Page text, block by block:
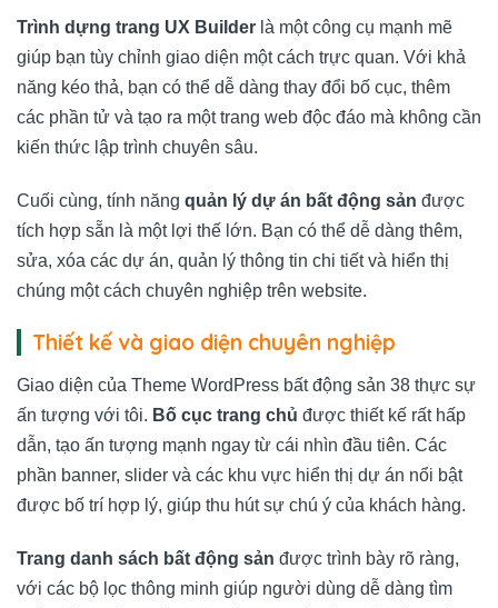
Trình dựng trang UX Builder là một công cụ mạnh mẽ
giúp bạn tùy chỉnh giao diện một cách trực quan. Với khả
năng kéo thả, bạn có thể dễ dàng thay đổi bố cục, thêm
các phần tử và tạo ra một trang web độc đáo mà không cần
kiến thức lập trình chuyên sâu.
Cuối cùng, tính năng quản lý dự án bất động sản được
tích hợp sẵn là một lợi thế lớn. Bạn có thể dễ dàng thêm,
sửa, xóa các dự án, quản lý thông tin chi tiết và hiển thị
chúng một cách chuyên nghiệp trên website.
Thiết kế và giao diện chuyên nghiệp
Giao diện của Theme WordPress bất động sản 38 thực sự
ấn tượng với tôi. Bố cục trang chủ được thiết kế rất hấp
dẫn, tạo ấn tượng mạnh ngay từ cái nhìn đầu tiên. Các
phần banner, slider và các khu vực hiển thị dự án nổi bật
được bố trí hợp lý, giúp thu hút sự chú ý của khách hàng.
Trang danh sách bất động sản được trình bày rõ ràng,
với các bộ lọc thông minh giúp người dùng dễ dàng tìm